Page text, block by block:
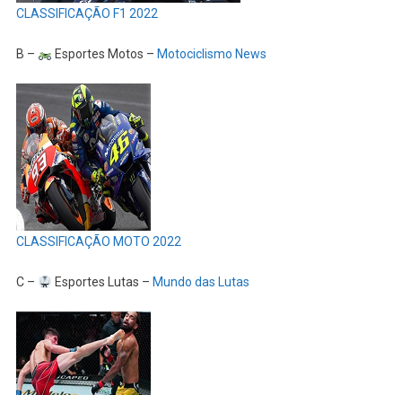
CLASSIFICAÇÃO F1 2022
B – Esportes Motos – Motociclismo News
CLASSIFICAÇÃO MOTO 2022
C – Esportes Lutas – Mundo das Lutas